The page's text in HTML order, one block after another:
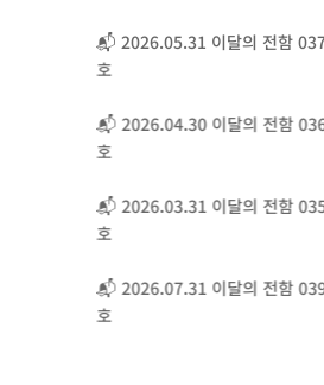
📬 2026.05.31 이달의 전함 037
📬 2026.04.30 이달의 전함 036
📬 2026.03.31 이달의 전함 035
📬 2026.07.31 이달의 전함 039